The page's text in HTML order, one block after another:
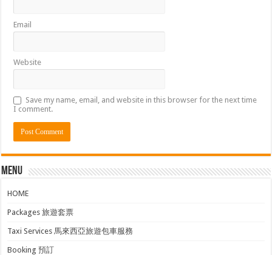
Email
Website
Save my name, email, and website in this browser for the next time
I comment.
Menu
HOME
Packages 旅遊套票
Taxi Services 馬來西亞旅遊包車服務
Booking 預訂